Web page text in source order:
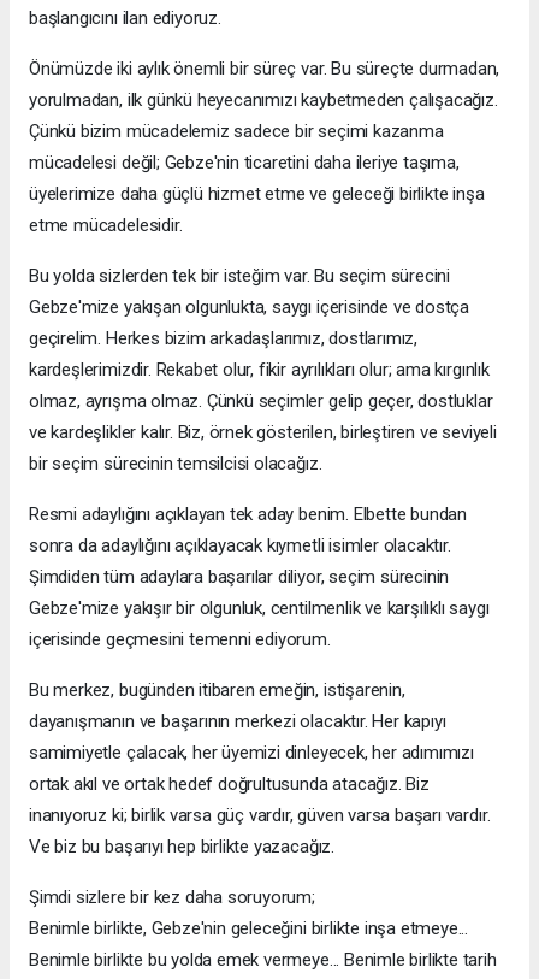
başlangıcını ilan ediyoruz.
Önümüzde iki aylık önemli bir süreç var. Bu süreçte durmadan,
yorulmadan, ilk günkü heyecanımızı kaybetmeden çalışacağız.
Çünkü bizim mücadelemiz sadece bir seçimi kazanma
mücadelesi değil; Gebze'nin ticaretini daha ileriye taşıma,
üyelerimize daha güçlü hizmet etme ve geleceği birlikte inşa
etme mücadelesidir.
Bu yolda sizlerden tek bir isteğim var. Bu seçim sürecini
Gebze'mize yakışan olgunlukta, saygı içerisinde ve dostça
geçirelim. Herkes bizim arkadaşlarımız, dostlarımız,
kardeşlerimizdir. Rekabet olur, fikir ayrılıkları olur; ama kırgınlık
olmaz, ayrışma olmaz. Çünkü seçimler gelip geçer, dostluklar
ve kardeşlikler kalır. Biz, örnek gösterilen, birleştiren ve seviyeli
bir seçim sürecinin temsilcisi olacağız.
Resmi adaylığını açıklayan tek aday benim. Elbette bundan
sonra da adaylığını açıklayacak kıymetli isimler olacaktır.
Şimdiden tüm adaylara başarılar diliyor, seçim sürecinin
Gebze'mize yakışır bir olgunluk, centilmenlik ve karşılıklı saygı
içerisinde geçmesini temenni ediyorum.
Bu merkez, bugünden itibaren emeğin, istişarenin,
dayanışmanın ve başarının merkezi olacaktır. Her kapıyı
samimiyetle çalacak, her üyemizi dinleyecek, her adımımızı
ortak akıl ve ortak hedef doğrultusunda atacağız. Biz
inanıyoruz ki; birlik varsa güç vardır, güven varsa başarı vardır.
Ve biz bu başarıyı hep birlikte yazacağız.
Şimdi sizlere bir kez daha soruyorum;
Benimle birlikte, Gebze'nin geleceğini birlikte inşa etmeye...
Benimle birlikte bu yolda emek vermeye... Benimle birlikte tarih